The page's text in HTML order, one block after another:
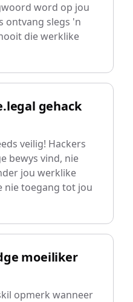
word op jou
ontvang slegs 'n
die werklike
gehack
veilig! Hackers
bewys vind, nie
jou werklike
nie toegang tot jou
moeiliker
opmerk wanneer